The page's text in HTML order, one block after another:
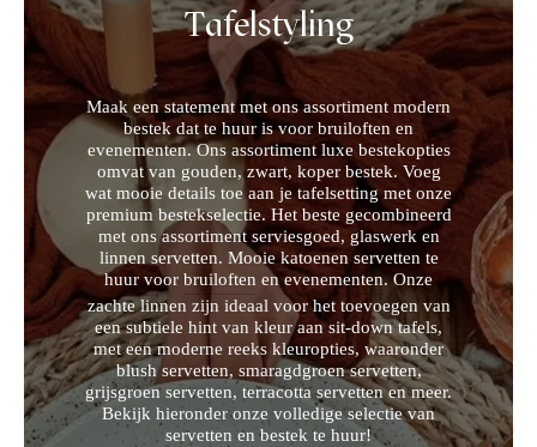
Tafelstyling
Maak een statement met ons assortiment modern
bestek dat te huur is voor bruiloften en
evenementen. Ons assortiment luxe bestekopties
omvat van gouden, zwart, koper bestek. Voeg
wat mooie details toe aan je tafelsetting met onze
premium bestekselectie. Het beste gecombineerd
met ons assortiment serviesgoed, glaswerk en
linnen servetten. Mooie katoenen servetten te
huur voor bruiloften en evenementen. Onze
zachte linnen zijn ideaal voor het toevoegen van
een subtiele hint van kleur aan sit-down tafels,
met een moderne reeks kleuropties, waaronder
blush servetten, smaragdgroen servetten,
grijsgroen servetten, terracotta servetten en meer.
Bekijk hieronder onze volledige selectie van
servetten en bestek te huur!